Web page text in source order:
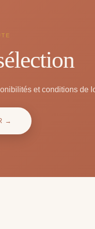
et conditions de
→